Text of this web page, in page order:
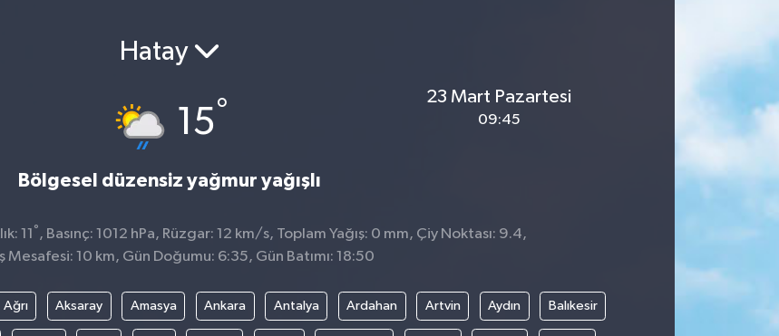
Hatay
15°
Bölgesel düzensiz yağmur yağışlı
23 Mart Pazartesi
09:45
11 ° , Basınç: 1012 hPa, Rüzgar: 12 km/s, Toplam Yağış: 0 mm, Çiy Noktası: 9.4,
Mesafesi: 10 km, Gün Doğumu: 6:35, Gün Batımı: 18:50
Ağrı Aksaray Amasya Ankara Antalya Ardahan Artvin Aydın Balıkesir